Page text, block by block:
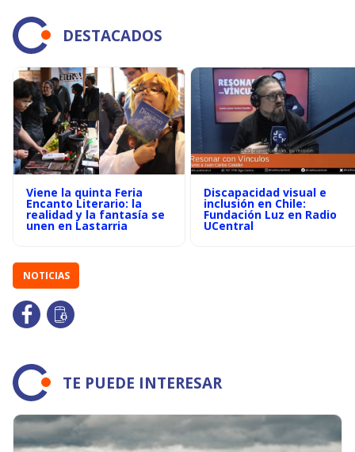
DESTACADOS
Viene la quinta Feria
Encanto Literario: la
realidad y la fantasía se
unen en Lastarria
Discapacidad visual e
inclusión en Chile:
Fundación Luz en Radio
UCentral
NOTICIAS
TE PUEDE INTERESAR